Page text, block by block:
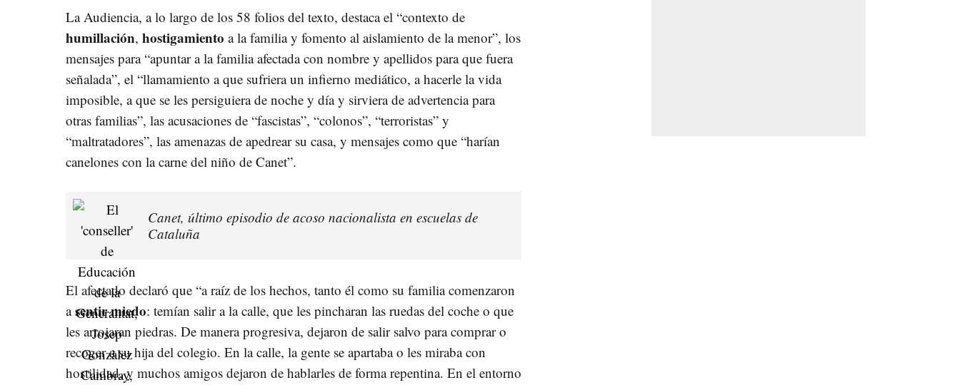
La Audiencia, a lo largo de los 58 folios del texto, destaca el “contexto de
humillación, hostigamiento a la familia y fomento al aislamiento de la menor”, los
mensajes para “apuntar a la familia afectada con nombre y apellidos para que fuera
señalada”, el “llamamiento a que sufriera un infierno mediático, a hacerle la vida
imposible, a que se les persiguiera de noche y día y sirviera de advertencia para
otras familias”, las acusaciones de “fascistas”, “colonos”, “terroristas” y
“maltratadores”, las amenazas de apedrear su casa, y mensajes como que “harían
canelones con la carne del niño de Canet”.
Canet, último episodio de acoso nacionalista en escuelas de
Cataluña
El afectado declaró que “a raíz de los hechos, tanto él como su familia comenzaron
asentir miedo: temían salir a la calle, que les pincharan las ruedas del coche o que
les arrojaran piedras. De manera progresiva, dejaron de salir salvo para comprar o
recoger a su hija del colegio. En la calle, la gente se apartaba o les miraba con
hostilidad, y muchos amigos dejaron de hablarles de forma repentina. En el entorno